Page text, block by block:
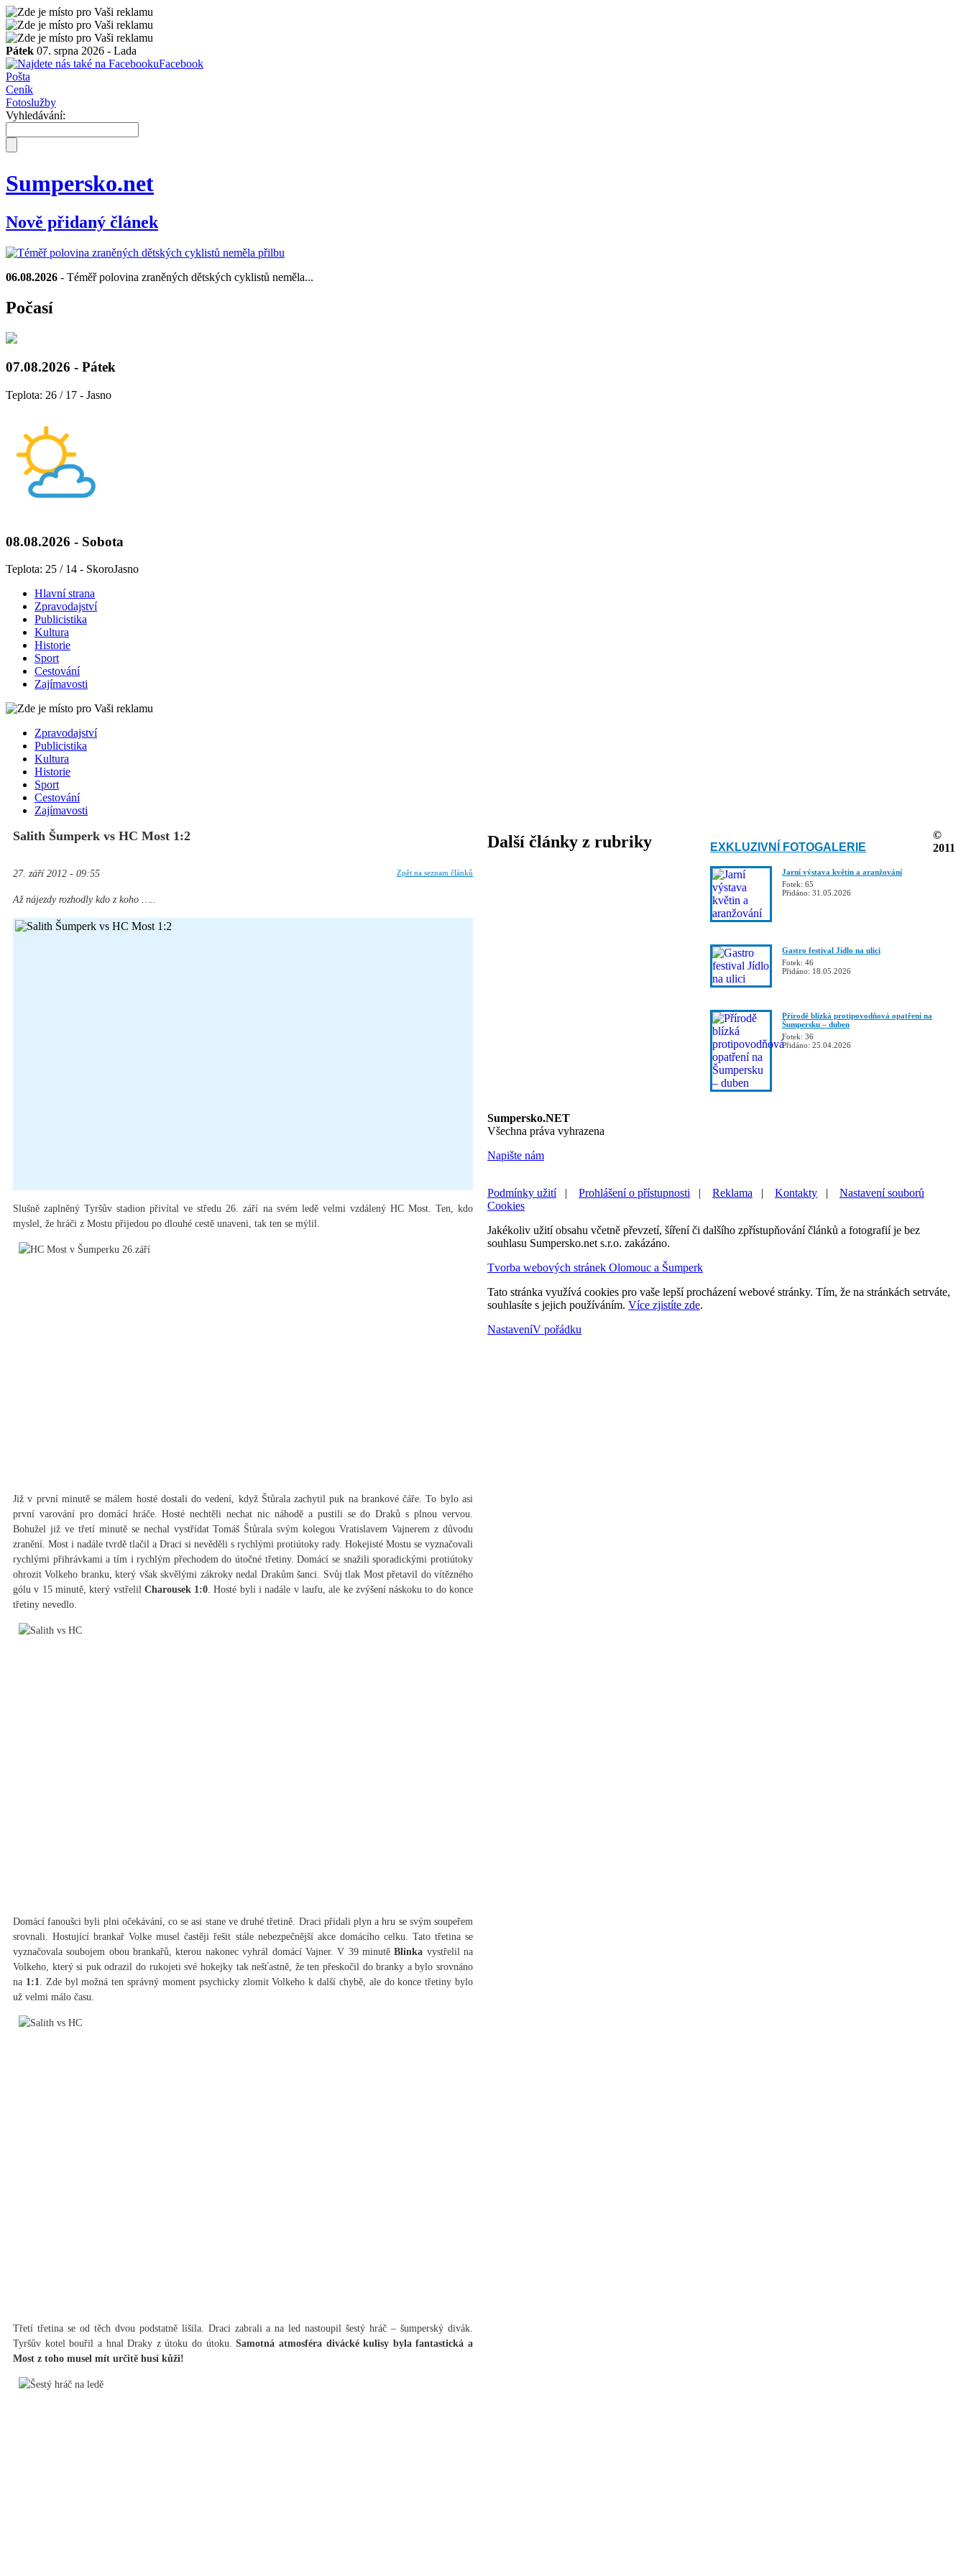
Pátek 07. srpna 2026 - Lada
Facebook
Pošta
Ceník
Fotoslužby
Vyhledávání:
Sumpersko.net
Nově přidaný článek
06.08.2026 - Téměř polovina zraněných dětských cyklistů neměla...
Počasí
07.08.2026 - Pátek
Teplota: 26 / 17 - Jasno
08.08.2026 - Sobota
Teplota: 25 / 14 - SkoroJasno
Hlavní strana
Zpravodajství
Publicistika
Kultura
Historie
Sport
Cestování
Zajímavosti
Zpravodajství
Publicistika
Kultura
Historie
Sport
Cestování
Zajímavosti
Salith Šumperk vs HC Most 1:2
27. září 2012 - 09:55 Zpět na seznam článků
Až nájezdy rozhodly kdo z koho …..
Slušně zaplněný Tyršův stadion přivítal ve středu 26. září na svém ledě velmi vzdálený HC Most. Ten, kdo
myslel, že hráči z Mostu přijedou po dlouhé cestě unaveni, tak ten se mýlil.
Již v první minutě se málem hosté dostali do vedení, když Štůrala zachytil puk na brankové čáře. To bylo asi
první varování pro domácí hráče. Hosté nechtěli nechat nic náhodě a pustili se do Draků s plnou vervou.
Bohužel již ve třetí minutě se nechal vystřídat Tomáš Štůrala svým kolegou Vratislavem Vajnerem z důvodu
zranění. Most i nadále tvrdě tlačil a Draci si nevěděli s rychlými protiútoky rady. Hokejisté Mostu se vyznačovali
rychlými přihrávkami a tím i rychlým přechodem do útočné třetiny. Domácí se snažili sporadickými protiútoky
ohrozit Volkeho branku, který však skvělými zákroky nedal Drakům šanci. Svůj tlak Most přetavil do vítězného
gólu v 15 minutě, který vstřelil Charousek 1:0. Hosté byli i nadále v laufu, ale ke zvýšení náskoku to do konce
třetiny nevedlo.
Domácí fanoušci byli plni očekávání, co se asi stane ve druhé třetině. Draci přidali plyn a hru se svým soupeřem
srovnali. Hostující brankař Volke musel častěji řešit stále nebezpečnější akce domácího celku. Tato třetina se
vyznačovala soubojem obou brankařů, kterou nakonec vyhrál domácí Vajner. V 39 minutěBlinka vystřelil na
Volkeho, který si puk odrazil do rukojeti své hokejky tak nešťastně, že ten přeskočil do branky a bylo srovnáno
na 1:1. Zde byl možná ten správný moment psychicky zlomit Volkeho k další chybě, ale do konce třetiny bylo
už velmi málo času.
Třetí třetina se od těch dvou podstatně lišila. Draci zabrali a na led nastoupil šestý hráč – šumperský divák.
Tyršův kotel bouřil a hnal Draky z útoku do útoku.Samotná atmosféra divácké kulisy byla fantastická a
Most z toho musel mít určitě husí kůži!
Další články z rubriky EXKLUZIVNÍ FOTOGALERIE
Jarní výstava květin a aranžování
Fotek: 65
Přidáno: 31.05.2026
Gastro festival Jídlo na ulici
Fotek: 46
Přidáno: 18.05.2026
Přírodě blízká protipovodňová opatření na
Šumpersku – duben
Fotek: 36
Přidáno: 25.04.2026
©
2011
Sumpersko.NET
Všechna práva vyhrazena
Napište nám
Podmínky užití Prohlášení o přístupnosti Reklama Kontakty
Nastavení souborů
Cookies
Jakékoliv užití obsahu včetně převzetí, šíření či dalšího zpřístupňování článků a fotografií je bez
souhlasu Sumpersko.net s.r.o. zakázáno.
Tvorba webových stránek Olomouc a Šumperk
Tato stránka využívá cookies pro vaše lepší procházení webové stránky. Tím, že na stránkách setrváte,
souhlasíte s jejich používáním. Více zjistíte zde.
NastaveníV pořádku